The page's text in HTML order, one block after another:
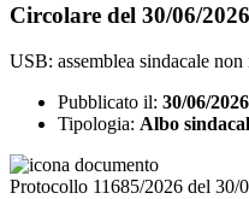
Circolare del 30/06/2026
USB: assemblea sindacale
Pubblicato il: 30/06/2026
Tipologia: Albo
Protocollo 11685/2026 del 30/